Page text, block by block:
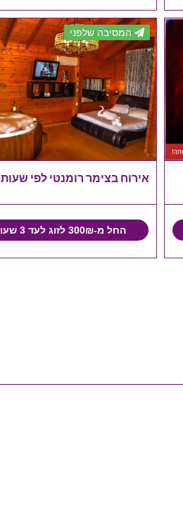
המסיבה שלפני
אירוח בצימר רומנטי לפי שעות
החל מ-300₪ לזוג לעד 3 שעות